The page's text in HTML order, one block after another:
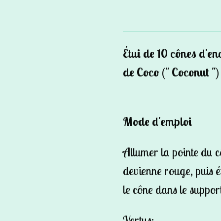
Étui de 10 cônes
de Coco (" Coconut
Mode d'emploi
Allumer la pointe du
devienne rouge, puis
le cône dans le